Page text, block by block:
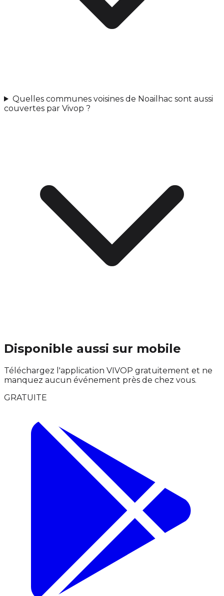
Quelles communes voisines de Noailhac sont aussi
couvertes par Vivop ?
Disponible aussi sur mobile
Téléchargez l'application VIVOP gratuitement et ne
manquez aucun événement près de chez vous.
GRATUITE